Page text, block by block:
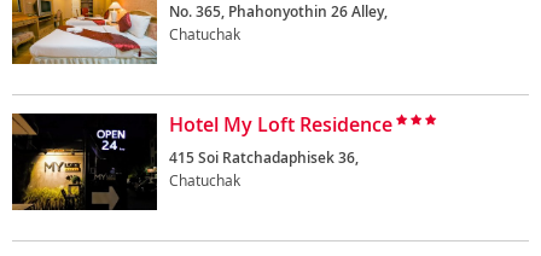
No. 365, Phahonyothin 26 Alley,
Chatuchak
Hotel My Loft Residence
415 Soi Ratchadaphisek 36,
Chatuchak